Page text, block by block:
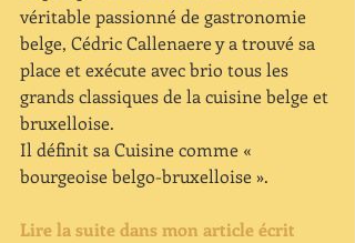
véritable passionné de gastronomie
belge, Cédric Callenaere y a trouvé sa
place et exécute avec brio tous les
grands classiques de la cuisine belge et
bruxelloise.
Il définit sa Cuisine comme «
bourgeoise belgo-bruxelloise ».
Lire la suite dans mon article écrit